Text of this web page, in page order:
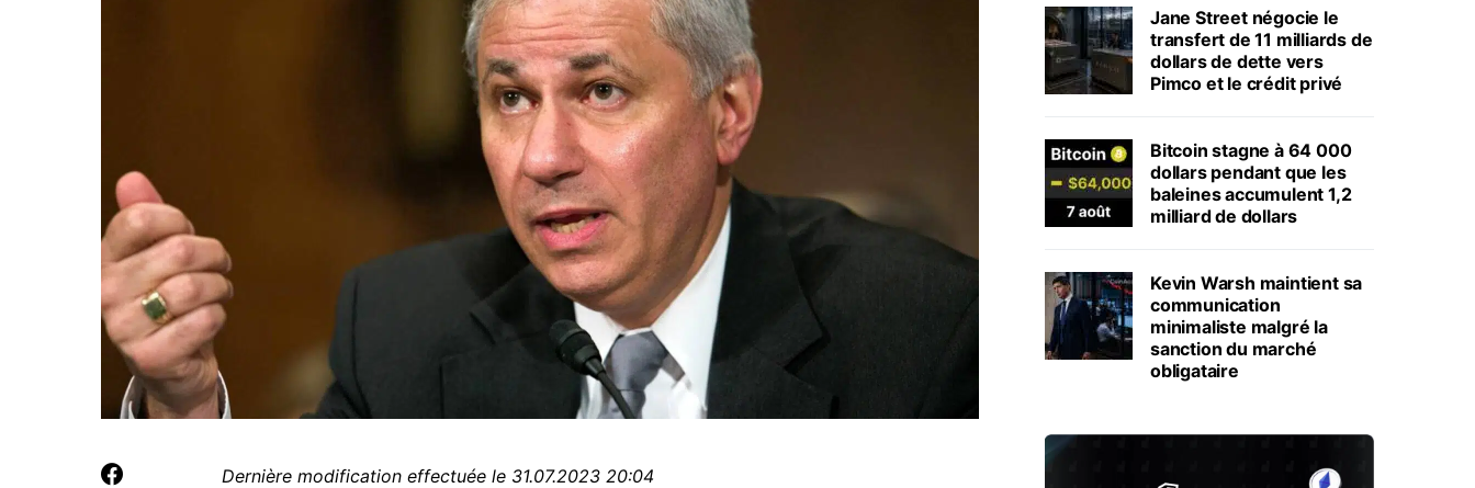
Dernière modification effectuée le 31.07.2023 20:04
Jane Street négocie le
transfert de 11 milliards de
dollars de dette vers
Pimco et le crédit privé
Bitcoin stagne à 64 000
dollars pendant que les
baleines accumulent 1,2
milliard de dollars
Kevin Warsh maintient sa
communication
minimaliste malgré la
sanction du marché
obligataire